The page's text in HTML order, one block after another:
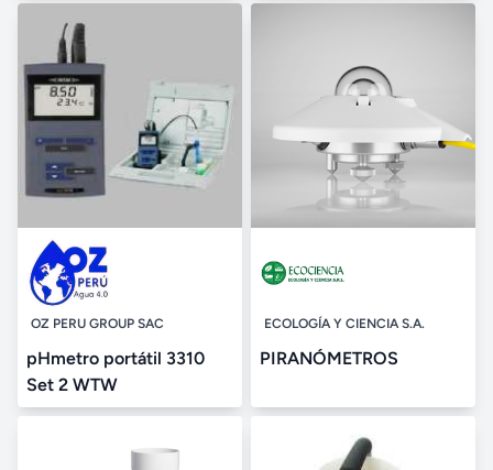
OZ PERU GROUP SAC
pHmetro portátil 3310
Set 2 WTW
ECOLOGÍA Y CIENCIA S.A.
PIRANÓMETROS